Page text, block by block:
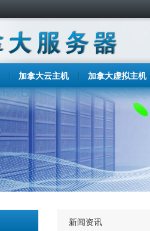
加拿大云主机 加拿大虚拟主机
新闻资讯